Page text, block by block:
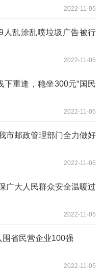
2022-11-05
人乱涂乱喷垃圾广告被行
2022-11-05
下重逢，稳坐300元“国民
2022-11-05
市邮政管理部门全力做好
2022-11-05
广大人民群众安全温暖过
2022-11-05
省民营企业100强
2022-11-05